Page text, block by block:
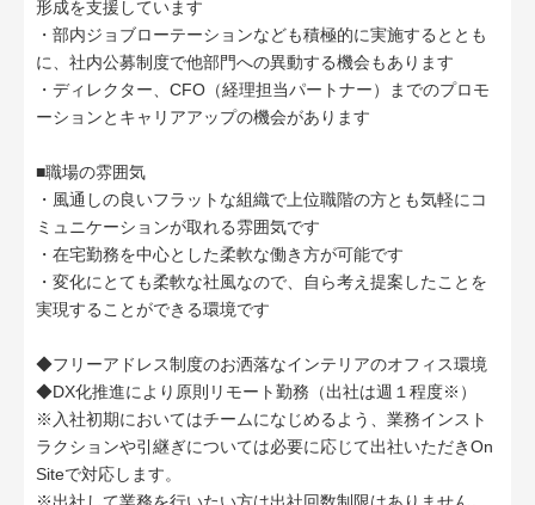
形成を支援しています
・部内ジョブローテーションなども積極的に実施するととも
に、社内公募制度で他部門への異動する機会もあります
・ディレクター、CFO（経理担当パートナー）までのプロモ
ーションとキャリアアップの機会があります
■職場の雰囲気
・風通しの良いフラットな組織で上位職階の方とも気軽にコ
ミュニケーションが取れる雰囲気です
・在宅勤務を中心とした柔軟な働き方が可能です
・変化にとても柔軟な社風なので、自ら考え提案したことを
実現することができる環境です
◆フリーアドレス制度のお洒落なインテリアのオフィス環境
◆DX化推進により原則リモート勤務（出社は週１程度※）
※入社初期においてはチームになじめるよう、業務インスト
ラクションや引継ぎについては必要に応じて出社いただきOn
Siteで対応します。